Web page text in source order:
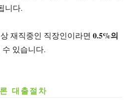
니다.
재직중인 직장인이라면 0.5%의
수 있습니다.
대출절차